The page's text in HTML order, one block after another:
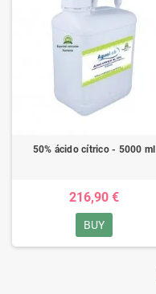
50% ácido cítrico - 5000 ml
216,90 €
BUY